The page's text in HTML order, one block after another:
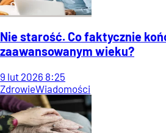
Nie starość. Co faktycznie
zaawansowanym wieku?
9 lut 2026 8:25
ZdrowieWiadomości